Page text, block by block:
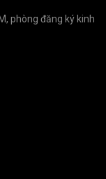
phòng đăng ký kinh